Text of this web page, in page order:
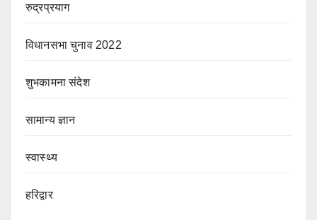
रुद्रप्रयाग
विधानसभा चुनाव 2022
शुभकामना संदेश
सामान्य ज्ञान
स्वास्थ्य
हरिद्वार